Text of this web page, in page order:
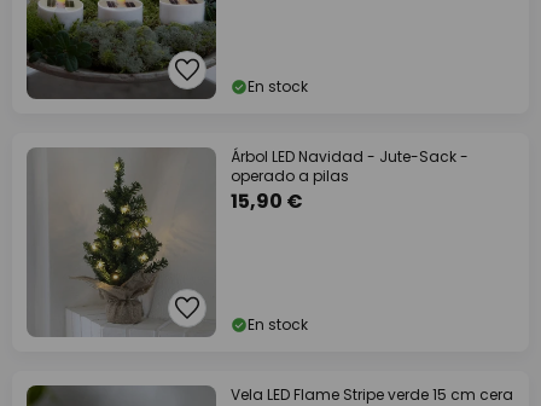
En stock
Árbol LED Navidad - Jute-Sack -
operado a pilas
15,90 €
En stock
Vela LED Flame Stripe verde 15 cm cera